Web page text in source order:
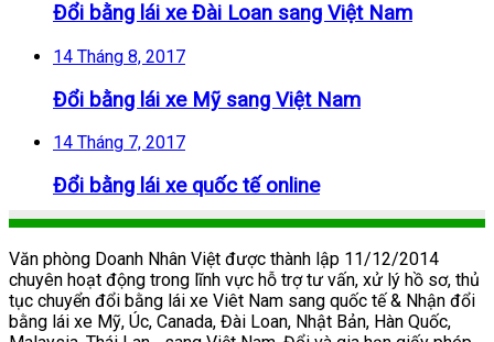
Đổi bằng lái xe Đài Loan sang Việt Nam
14 Tháng 8, 2017
Đổi bằng lái xe Mỹ sang Việt Nam
14 Tháng 7, 2017
Đổi bằng lái xe quốc tế online
Văn phòng Doanh Nhân Việt được thành lập 11/12/2014
chuyên hoạt động trong lĩnh vực hỗ trợ tư vấn, xử lý hồ sơ, thủ
tục chuyển đổi bằng lái xe Viêt Nam sang quốc tế & Nhận đổi
bằng lái xe Mỹ, Úc, Canada, Đài Loan, Nhật Bản, Hàn Quốc,